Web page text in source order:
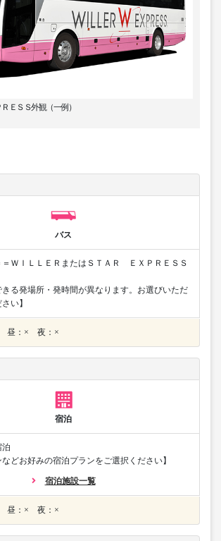
ＥＳＳ外観（一例）
バス
＝ＷＩＬＬＥＲまたはＳＴＡＲ ＥＸＰＲＥＳＳ
きる発場所・発時間が異なります。お選びいただ
い】
昼：× 夜：×
宿泊
泊
などお好みの宿泊プランをご選択ください】
宿泊施設一覧
昼：× 夜：×